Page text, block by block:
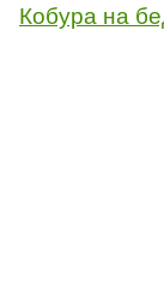
Кобура на